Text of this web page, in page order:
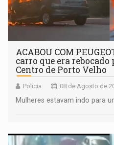
ACABOU COM
carro que era
Centro de Porto Velho
Polícia 08 de Agosto de
Mulheres estavam indo para